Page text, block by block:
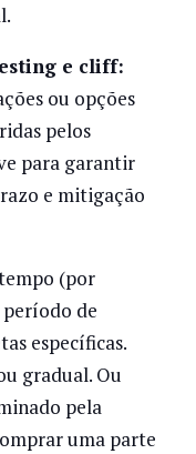
e cliff:
ou opções
pelos
para garantir
e mitigação
(por
de
específicas.
gradual. Ou
pela
uma parte